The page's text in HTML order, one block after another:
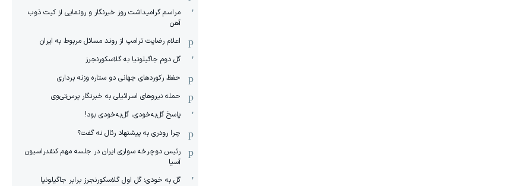
مراسم گرامیداشت روز خبرنگار و رونمایی از کیت ذوب
آهن
اعلام رضایت ترامپ از روند مسائل مربوط به ایران
گل دوم جاگیلونیا به گلاسکورنجرز
حفظ رکوردهای جهانی دو ستاره وزنه برداری
حمله نیروهای اسرائیلی به خبرنگار پرس‌تی‌وی
پاسخ گل‌به‌خودی، گل‌به‌خودی بود!
چرا رودری به پیشنهاد رئال نه گفت؟
رئیس دوچرخه سواری ایران در جلسه مهم کنفدراسیون
آسیا
گل به خودی؛ گل اول گلاسکورنجرز برابر جاگیلونیا